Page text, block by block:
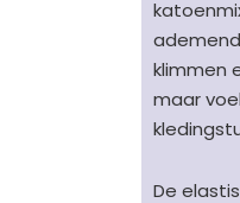
klimmen
maar
De